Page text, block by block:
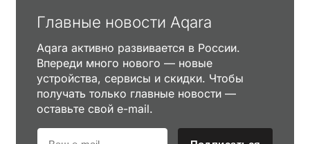
Главные новости Aqara
Aqara активно развивается в России.
Впереди много нового — новые
устройства, сервисы и скидки. Чтобы
получать только главные новости —
оставьте свой e-mail.